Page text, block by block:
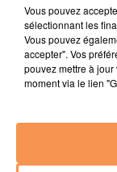
TITRES
22h23
22h23
Vous pouvez
sélectionnant les
Vous pouvez
accepter". Vos
pouvez mettre à
moment via le lien